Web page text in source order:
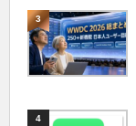
3
4